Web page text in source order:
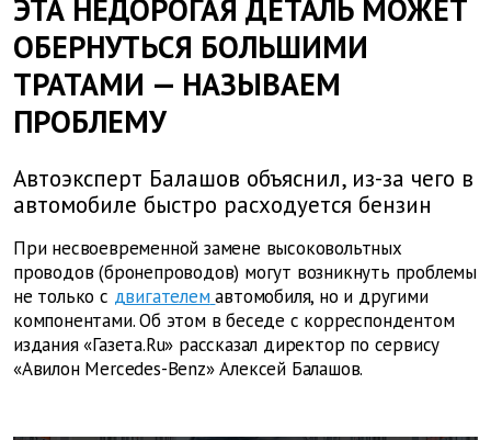
ЭТА НЕДОРОГАЯ ДЕТАЛЬ МОЖЕТ
ОБЕРНУТЬСЯ БОЛЬШИМИ
ТРАТАМИ — НАЗЫВАЕМ
ПРОБЛЕМУ
Автоэксперт Балашов объяснил, из-за чего в
автомобиле быстро расходуется бензин
При несвоевременной замене высоковольтных
проводов (бронепроводов) могут возникнуть проблемы
не только с двигателем автомобиля, но и другими
компонентами. Об этом в беседе с корреспондентом
издания «Газета.Ru» рассказал директор по сервису
«Авилон Mercedes-Benz» Алексей Балашов.